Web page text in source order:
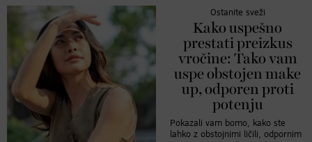
Ostanite sveži
Kako uspešno
prestati preizkus
vročine: Tako vam
uspe obstojen make
up, odporen proti
potenju
Pokazali vam bomo, kako ste
lahko z obstojnimi ličili, odpornim